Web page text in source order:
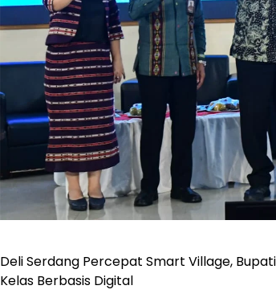
Deli Serdang Percepat Smart Village,
Kelas Berbasis Digital